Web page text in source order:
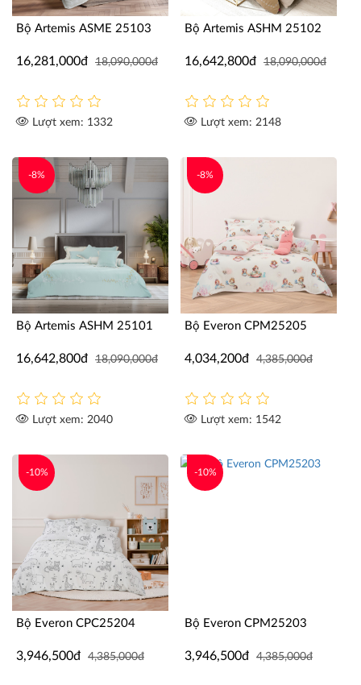
Bộ Artemis ASME 25103
16,281,000đ 18,090,000đ
Lượt xem: 1332
Bộ Artemis ASHM 25102
16,642,800đ 18,090,000đ
Lượt xem: 2148
-8%
Bộ Artemis ASHM 25101
16,642,800đ 18,090,000đ
Lượt xem: 2040
-8%
Bộ Everon CPM25205
4,034,200đ 4,385,000đ
Lượt xem: 1542
-10%
Bộ Everon CPC25204
3,946,500đ 4,385,000đ
-10%
Bộ Everon CPM25203
3,946,500đ 4,385,000đ